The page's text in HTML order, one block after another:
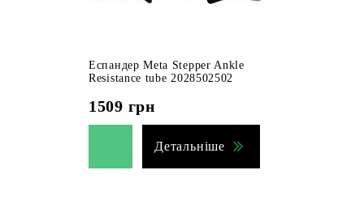
Еспандер Meta Stepper Ankle
Resistance tube 2028502502
1509 грн
Детальніше